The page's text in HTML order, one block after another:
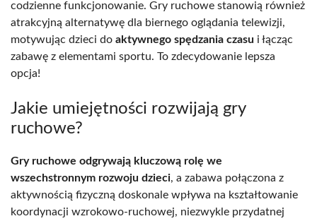
codzienne funkcjonowanie. Gry ruchowe stanowią również
atrakcyjną alternatywę dla biernego oglądania telewizji,
motywując dzieci do aktywnego spędzania czasu i łącząc
zabawę z elementami sportu. To zdecydowanie lepsza
opcja!
Jakie umiejętności rozwijają gry
ruchowe?
Gry ruchowe odgrywają kluczową rolę we
wszechstronnym rozwoju dzieci, a zabawa połączona z
aktywnością fizyczną doskonale wpływa na kształtowanie
koordynacji wzrokowo-ruchowej, niezwykle przydatnej